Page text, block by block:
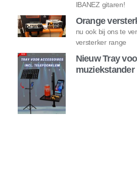
IBANEZ gitaren!
Orange
nu ook bij ons te
versterker range
Nieuw Tray
muziekstander